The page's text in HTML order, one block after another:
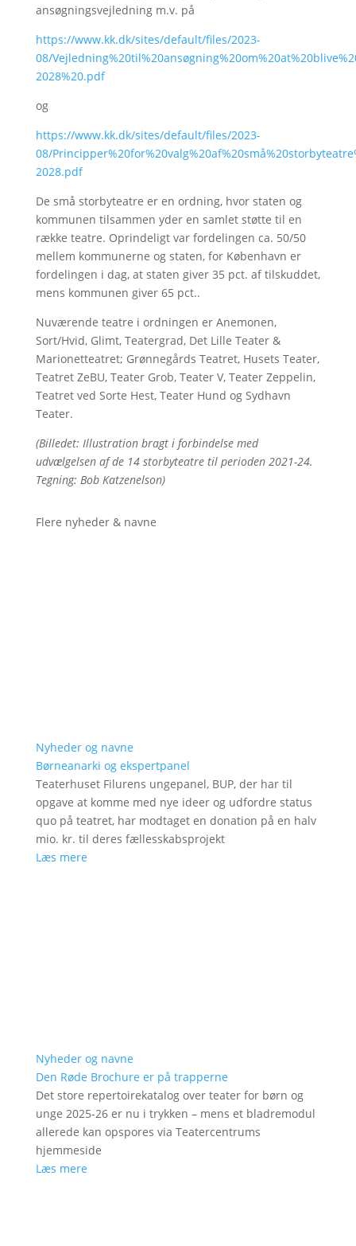
ansøgningsvejledning m.v. på
https://www.kk.dk/sites/default/files/2023-
08/
2028%20.pdf
og
https://www.kk.dk/sites/default/files/2023-
08/
2028.pdf
De små storbyteatre er en ordning, hvor staten og
kommunen tilsammen yder en samlet støtte til en
række teatre. Oprindeligt var fordelingen ca. 50/50
mellem kommunerne og staten, for København er
fordelingen i dag, at staten giver 35 pct. af tilskuddet,
mens kommunen giver 65 pct..
Nuværende teatre i ordningen er Anemonen,
Sort/Hvid, Glimt, Teatergrad, Det Lille Teater &
Marionetteatret; Grønnegårds Teatret, Husets Teater,
Teatret ZeBU, Teater Grob, Teater V, Teater Zeppelin,
Teatret ved Sorte Hest, Teater Hund og Sydhavn
Teater.
(Billedet: Illustration bragt i forbindelse med
udvælgelsen af de 14 storbyteatre til perioden 2021-24.
Tegning: Bob Katzenelson)
Flere nyheder & navne
Nyheder og navne
Børneanarki og ekspertpanel
Teaterhuset Filurens ungepanel, BUP, der har til
opgave at komme med nye ideer og udfordre status
quo på teatret, har modtaget en donation på en halv
mio. kr. til deres fællesskabsprojekt
Læs mere
Nyheder og navne
Den Røde Brochure er på trapperne
Det store repertoirekatalog over teater for børn og
unge 2025-26 er nu i trykken – mens et bladremodul
allerede kan opspores via Teatercentrums
hjemmeside
Læs mere